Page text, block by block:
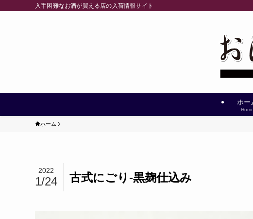
入手困難なお酒が買える店の入荷情報サイト
ホー
Home
ホーム
古式にごり-黒麹仕込み
2022
1/24